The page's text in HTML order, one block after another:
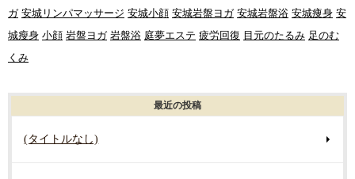
ガ 安城リンパマッサージ 安城小顔 安城岩盤ヨガ 安城岩盤浴 安城痩身 安
城瘦身 小顔 岩盤ヨガ 岩盤浴 庭夢エステ 疲労回復 目元のたるみ 足のむ
くみ
最近の投稿
(タイトルなし)